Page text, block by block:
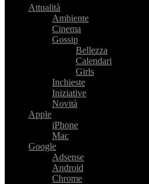
Attualità
Ambiente
Cinema
Gossip
Bellezza
Calendari
Girls
Inchieste
Iniziative
Novità
Apple
iPhone
Mac
Google
Adsense
Android
Chrome